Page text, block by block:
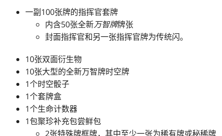
一副100张牌的指挥官套牌
内含50张全新万智牌牌张
封面指挥官和另一张指挥官牌为传统闪。
10张双面衍生物
10张大型的全新万智牌时空牌
1个时空骰子
1个套牌盒
1个生命计数器
1包聚珍补充包尝鲜包
2张特殊牌框牌，其中至少一张为稀有牌或秘稀牌